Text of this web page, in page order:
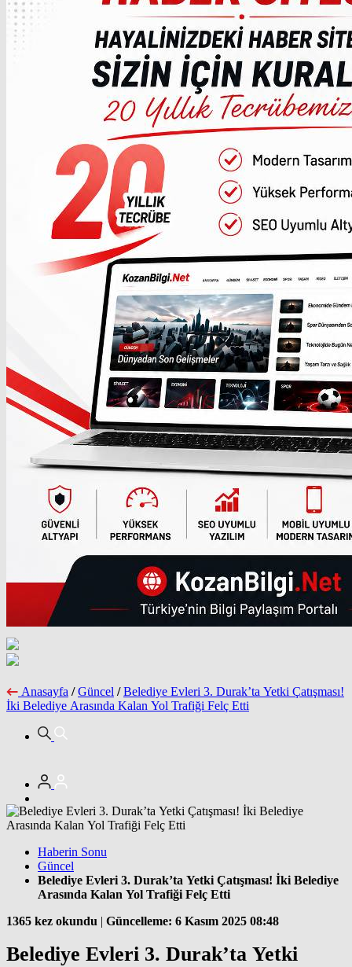
Anasayfa / Güncel / Belediye Evleri 3. Durak’ta Yetki Çatışması!
İki Belediye Arasında Kalan Yol Trafiği Felç Etti
Haberin Sonu
Güncel
Belediye Evleri 3. Durak’ta Yetki Çatışması! İki Belediye
Arasında Kalan Yol Trafiği Felç Etti
1365 kez okundu | Güncelleme: 6 Kasım 2025 08:48
Belediye Evleri 3. Durak’ta Yetki